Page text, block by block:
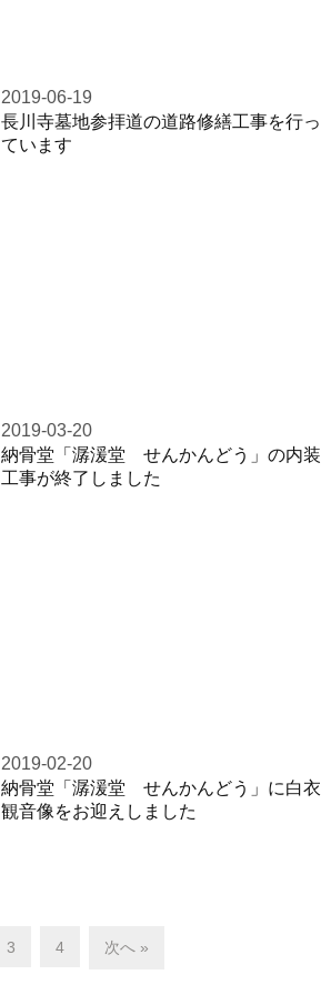
2019-06-19
長川寺墓地参拝道の道路修繕工事を行っ
ています
2019-03-20
納骨堂「潺湲堂 せんかんどう」の内装
工事が終了しました
2019-02-20
納骨堂「潺湲堂 せんかんどう」に白衣
観音像をお迎えしました
3 4 次へ »